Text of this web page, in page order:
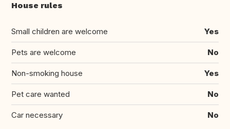
House rules
Small children are welcome Yes
Pets are welcome No
Non-smoking house Yes
Pet care wanted No
Car necessary No